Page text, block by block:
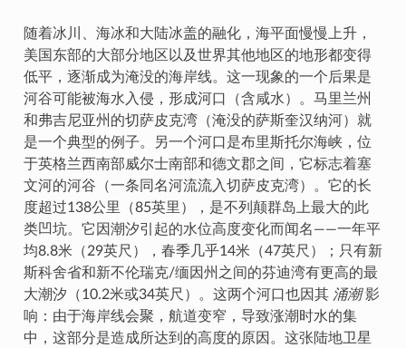
随着冰川、海冰和大陆冰盖的融化，海平面慢慢上升，
美国东部的大部分地区以及世界其他地区的地形都变得
低平，逐渐成为淹没的海岸线。这一现象的一个后果是
河谷可能被海水入侵，形成河口（含咸水）。马里兰州
和弗吉尼亚州的切萨皮克湾（淹没的萨斯奎汉纳河）就
是一个典型的例子。另一个河口是布里斯托尔海峡，位
于英格兰西南部威尔士南部和德文郡之间，它标志着塞
文河的河谷（一条同名河流流入切萨皮克湾）。它的长
度超过138公里（85英里），是不列颠群岛上最大的此
类凹坑。它因潮汐引起的水位高度变化而闻名——一年平
均8.8米（29英尺），春季几乎14米（47英尺）；只有新
斯科舍省和新不伦瑞克/缅因州之间的芬迪湾有更高的最
大潮汐（10.2米或34英尺）。这两个河口也因其 涌潮影
响：由于海岸线会聚，航道变窄，导致涨潮时水的集
中，这部分是造成所达到的高度的原因。这张陆地卫星